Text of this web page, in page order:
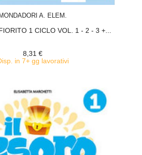
MONDADORI A. ELEM.
1 CICLO VOL. 1 - 2 - 3 +...
8,31 €
in 7+ gg lavorativi